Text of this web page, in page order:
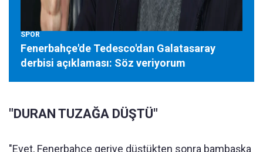
SPOR
Fenerbahçe'de Tedesco'dan Galatasaray
derbisi açıklaması: Söz veriyorum
"DURAN TUZAĞA DÜŞTÜ"
"Evet, Fenerbahçe geriye düştükten sonra bambaşka